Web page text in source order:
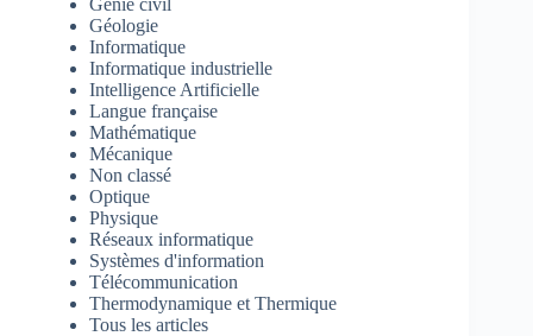
Géologie
Informatique
Informatique industrielle
Intelligence Artificielle
Langue française
Mathématique
Mécanique
Non classé
Optique
Physique
Réseaux informatique
Systèmes d'information
Télécommunication
Thermodynamique et Thermique
Tous les articles